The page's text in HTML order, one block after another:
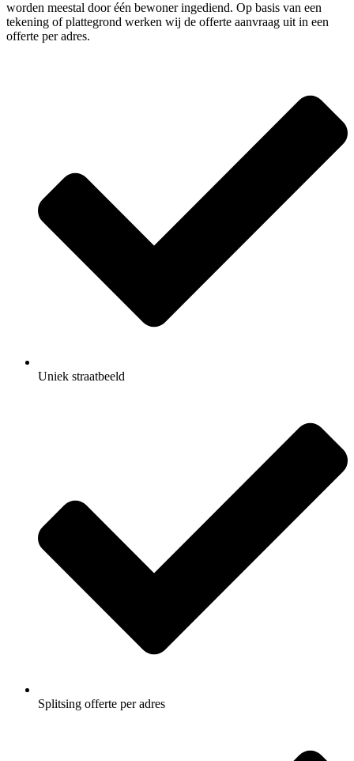
worden meestal door één bewoner ingediend. Op basis van een
tekening of plattegrond werken wij de offerte aanvraag uit in een
offerte per adres.
Uniek straatbeeld
Splitsing offerte per adres